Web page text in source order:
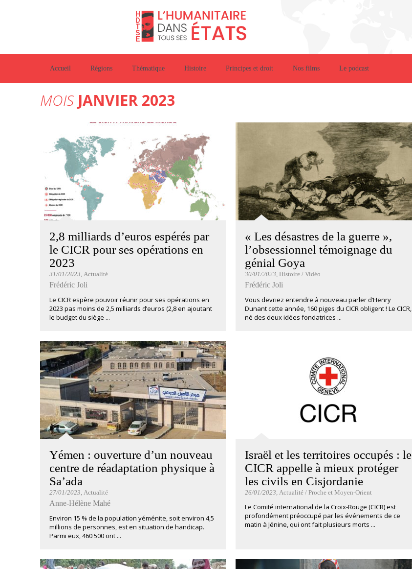
Accueil Régions Thématique Histoire Principes et droit Nos films Le podcast
MOISJANVIER 2023
2,8 milliards d’euros espérés par
le CICR pour ses opérations en
2023
31/01/2023, Actualité
Frédéric Joli
Le CICR espère pouvoir réunir pour ses opérations en
2023 pas moins de 2,5 milliards d’euros (2,8 en ajoutant
le budget du siège ...
« Les désastres de la guerre »,
l’obsessionnel témoignage du
génial Goya
30/01/2023, Histoire / Vidéo
Frédéric Joli
Vous devriez entendre à nouveau parler d’Henry
Dunant cette année, 160 piges du CICR obligent ! Le CICR,
né des deux idées fondatrices ...
Yémen : ouverture d’un nouveau
centre de réadaptation physique à
Sa’ada
27/01/2023, Actualité
Anne-Hélène Mahé
Environ 15 % de la population yéménite, soit environ 4,5
millions de personnes, est en situation de handicap.
Parmi eux, 460 500 ont ...
Israël et les territoires occupés : le
CICR appelle à mieux protéger
les civils en Cisjordanie
26/01/2023, Actualité / Proche et Moyen-Orient
Le Comité international de la Croix-Rouge (CICR) est
profondément préoccupé par les événements de ce
matin à Jénine, qui ont fait plusieurs morts ...